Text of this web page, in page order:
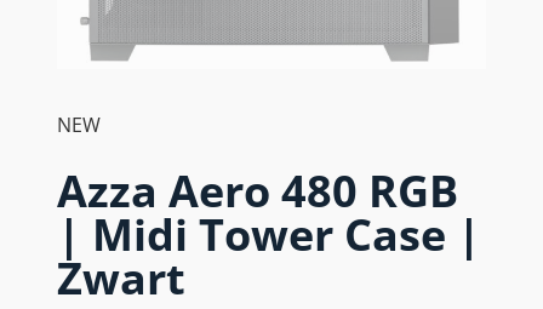
NEW
Azza Aero 480 RGB
| Midi Tower Case |
Zwart